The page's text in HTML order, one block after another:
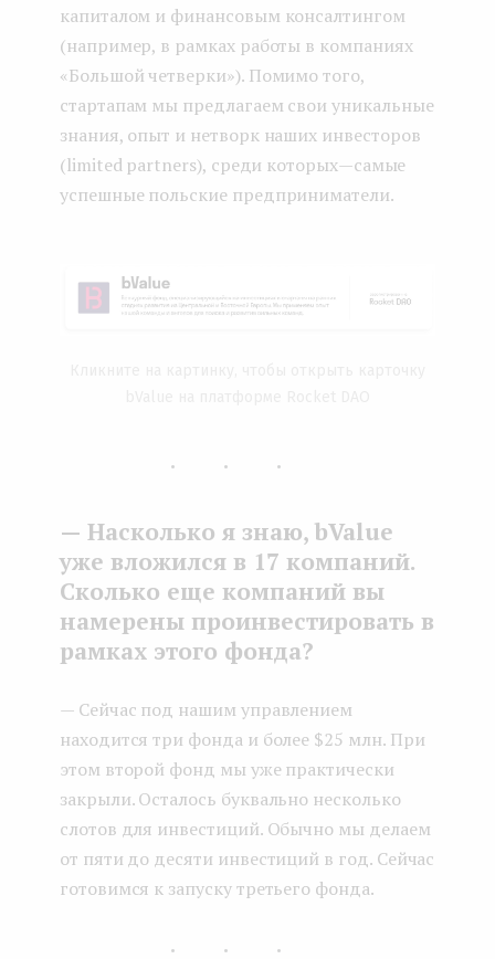
капиталом и финансовым консалтингом
(например, в рамках работы в компаниях
«Большой четверки»). Помимо того,
стартапам мы предлагаем свои уникальные
знания, опыт и нетворк наших инвесторов
(limited partners), среди которых — самые
успешные польские предприниматели.
...
— Насколько я знаю, bValue
уже вложился в 17 компаний.
Сколько еще компаний вы
намерены проинвестировать в
рамках этого фонда?
— Сейчас под нашим управлением
находится три фонда и более $25 млн. При
этом второй фонд мы уже практически
закрыли. Осталось буквально несколько
слотов для инвестиций. Обычно мы делаем
от пяти до десяти инвестиций в год. Сейчас
готовимся к запуску третьего фонда.
...